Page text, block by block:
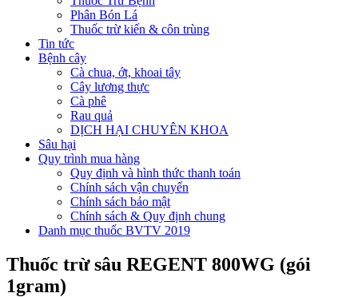
Phân Bón Lá
Thuốc trừ kiến & côn trùng
Tin tức
Bệnh cây
Cà chua, ớt, khoai tây
Cây lương thực
Cà phê
Rau quả
DỊCH HẠI CHUYÊN KHOA
Sâu hại
Quy trình mua hàng
Quy định và hình thức thanh toán
Chính sách vận chuyển
Chính sách bảo mật
Chính sách & Quy định chung
Danh mục thuốc BVTV 2019
Thuốc trừ sâu REGENT 800WG (gói
1gram)